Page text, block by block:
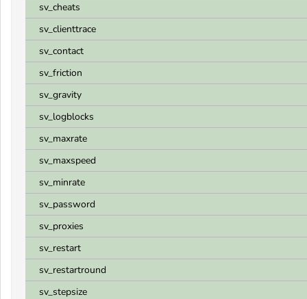
sv_cheats
sv_clienttrace
sv_contact
sv_friction
sv_gravity
sv_logblocks
sv_maxrate
sv_maxspeed
sv_minrate
sv_password
sv_proxies
sv_restart
sv_restartround
sv_stepsize